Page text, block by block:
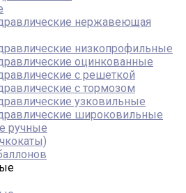
нержавеющая
низкопрофильные
оцинкованные
с решеткой
с тормозом
узковильные
широковильные
ручные